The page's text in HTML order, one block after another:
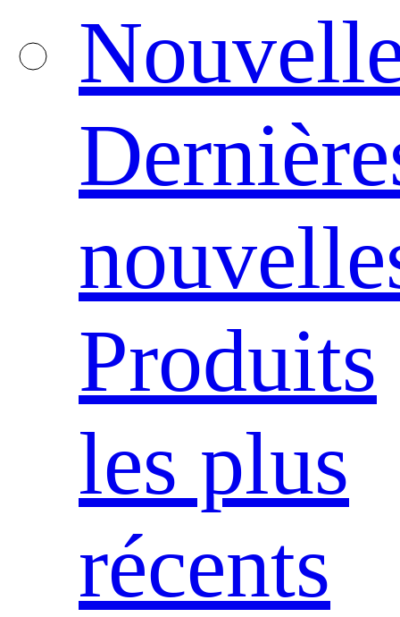
Produits
les plus
récents